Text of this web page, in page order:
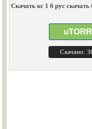
Скачать кс 1 6 рус скачать
Скачано: